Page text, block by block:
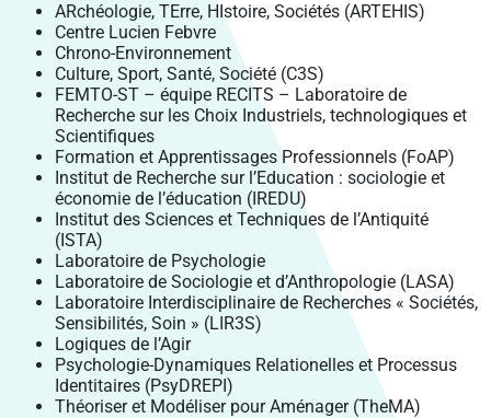
PROJETS FEDER
ARchéologie, TErre, HIstoire, Sociétés (ARTEHIS)
Centre Lucien Febvre
Chrono-Environnement
Culture, Sport, Santé, Société (C3S)
FEMTO-ST – équipe RECITS – Laboratoire de
Recherche sur les Choix Industriels, technologiques et
Scientifiques
Formation et Apprentissages Professionnels (FoAP)
Institut de Recherche sur l’Education : sociologie et
économie de l’éducation (IREDU)
Institut des Sciences et Techniques de l’Antiquité
(ISTA)
Laboratoire de Psychologie
Laboratoire de Sociologie et d’Anthropologie (LASA)
Laboratoire Interdisciplinaire de Recherches « Sociétés,
Sensibilités, Soin » (LIR3S)
Logiques de l’Agir
Psychologie-Dynamiques Relationelles et Processus
Identitaires (PsyDREPI)
Théoriser et Modéliser pour Aménager (TheMA)